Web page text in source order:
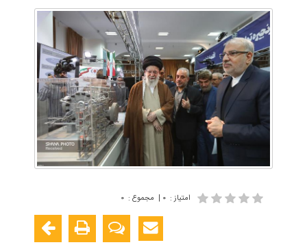
امتیاز: ۰ | مجموع : ۰